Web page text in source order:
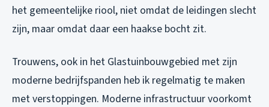
het gemeentelijke riool, niet omdat de leidingen slecht
zijn, maar omdat daar een haakse bocht zit.
Trouwens, ook in het Glastuinbouwgebied met zijn
moderne bedrijfspanden heb ik regelmatig te maken
met verstoppingen. Moderne infrastructuur voorkomt